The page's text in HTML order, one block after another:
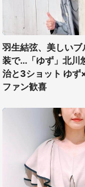
羽生結弦、美しい
装で...「ゆず」北川
治と3ショット ゆず
ファン歓喜